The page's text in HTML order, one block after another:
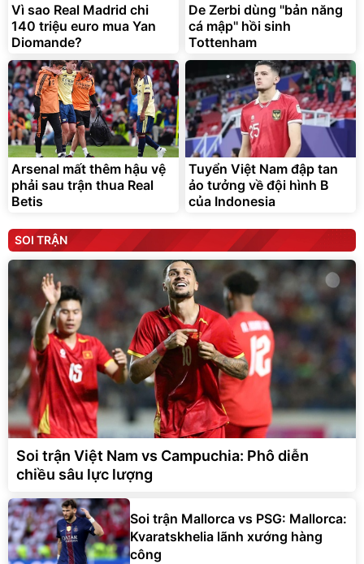
Vì sao Real Madrid chi
140 triệu euro mua Yan
Diomande?
De Zerbi dùng ''bản năng
cá mập'' hồi sinh
Tottenham
Arsenal mất thêm hậu vệ
phải sau trận thua Real
Betis
Tuyển Việt Nam đập tan
ảo tưởng về đội hình B
của Indonesia
SOI TRẬN
Soi trận Việt Nam vs Campuchia: Phô diễn
chiều sâu lực lượng
Soi trận Mallorca vs PSG: Mallorca:
Kvaratskhelia lãnh xướng hàng
công